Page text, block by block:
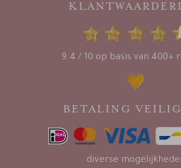
9.4 / 10 op basis van 400+
BETALING
diverse